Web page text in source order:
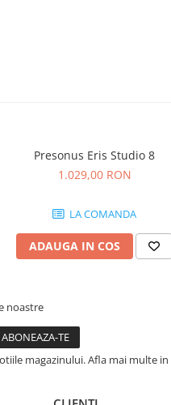
Presonus Eris Studio 8
1.029,00 RON
LA COMANDA
ADAUGA IN COS
noastre
magazinului. Afla mai multe in